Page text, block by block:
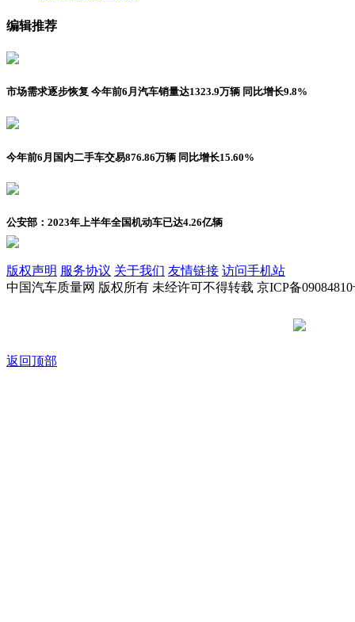
编辑推荐
市场需求逐步恢复 今年前6月汽车销量达1323.9万辆 同比增长9.8%
今年前6月国内二手车交易876.86万辆 同比增长15.60%
公安部：2023年上半年全国机动车已达4.26亿辆
版权声明 服务协议 关于我们 友情链接 访问手机站
中国汽车质量网 版权所有 未经许可不得转载 京ICP备09084810
返回顶部